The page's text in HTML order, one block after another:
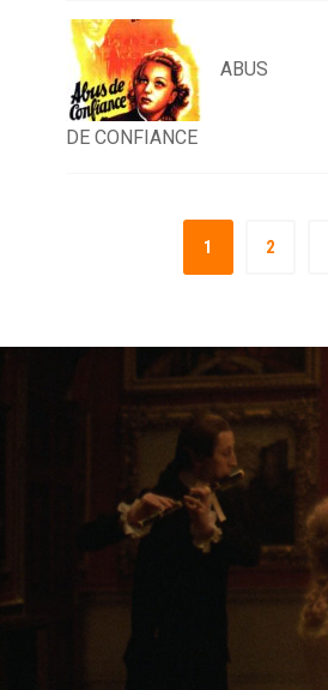
ABUS
DE CONFIANCE
1 2